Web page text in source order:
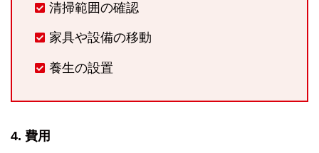
清掃範囲の確認
家具や設備の移動
養生の設置
4. 費用